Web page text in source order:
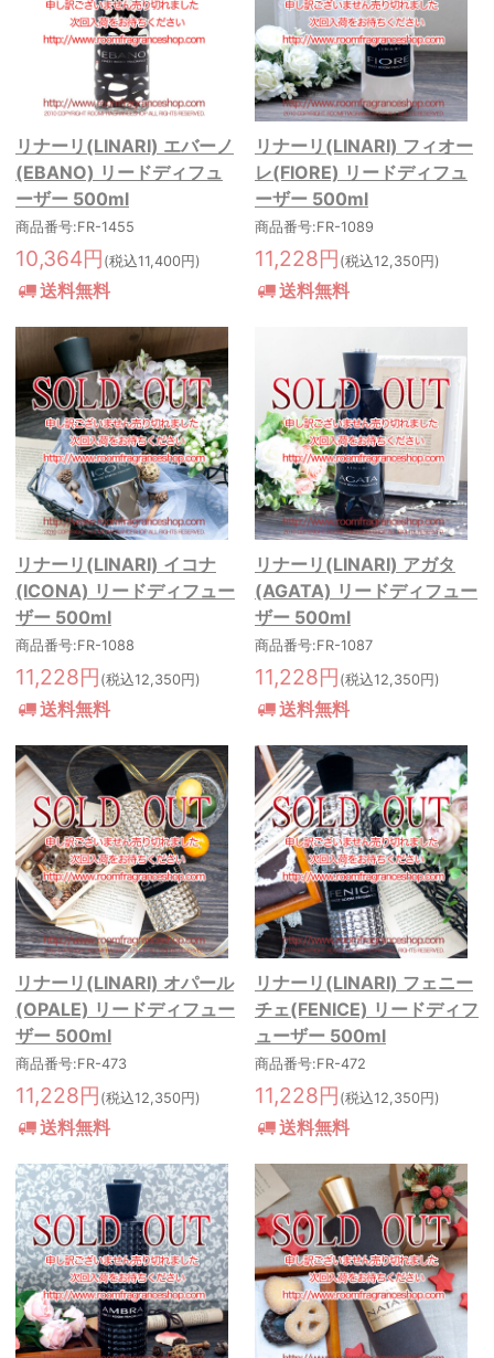
リナーリ(LINARI) エバーノ
(EBANO) リードディフュ
ーザー 500ml
商品番号:FR-1455
10,364円 (税込11,400円)
送料無料
リナーリ(LINARI) フィオー
レ(FIORE) リードディフュ
ーザー 500ml
商品番号:FR-1089
11,228円 (税込12,350円)
送料無料
リナーリ(LINARI) イコナ
(ICONA) リードディフュー
ザー 500ml
商品番号:FR-1088
11,228円 (税込12,350円)
送料無料
リナーリ(LINARI) アガタ
(AGATA) リードディフュー
ザー 500ml
商品番号:FR-1087
11,228円 (税込12,350円)
送料無料
リナーリ(LINARI) オパール
(OPALE) リードディフュー
ザー 500ml
商品番号:FR-473
11,228円 (税込12,350円)
送料無料
リナーリ(LINARI) フェニー
チェ(FENICE) リードディフ
ューザー 500ml
商品番号:FR-472
11,228円 (税込12,350円)
送料無料